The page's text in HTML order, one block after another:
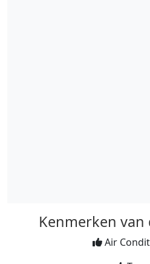
Kenmerken van
Air